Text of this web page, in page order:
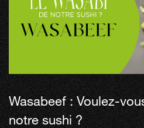
Wasabeef : Voulez-
notre sushi ?